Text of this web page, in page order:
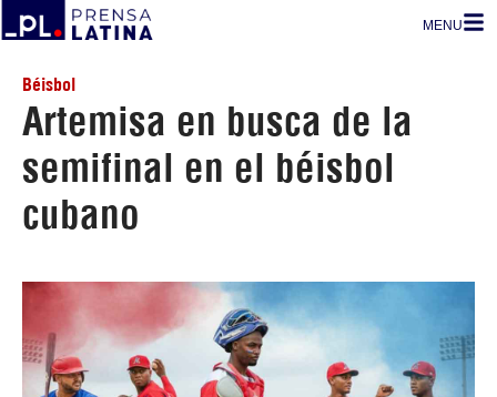
MENU
Béisbol
Artemisa en busca de la
semifinal en el béisbol
cubano